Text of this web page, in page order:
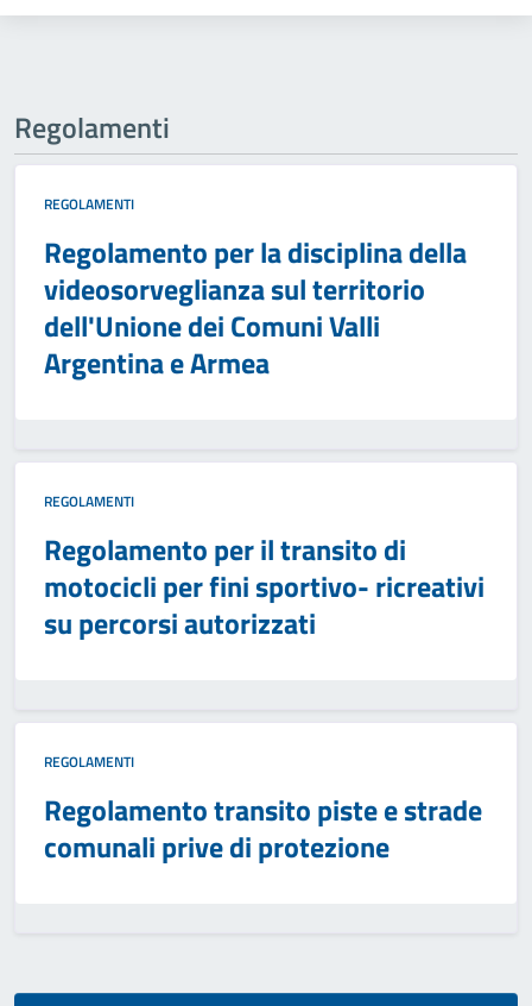
Regolamenti
REGOLAMENTI
Regolamento per la disciplina della
videosorveglianza sul territorio
dell'Unione dei Comuni Valli
Argentina e Armea
REGOLAMENTI
Regolamento per il transito di
motocicli per fini sportivo- ricreativi
su percorsi autorizzati
REGOLAMENTI
Regolamento transito piste e strade
comunali prive di protezione